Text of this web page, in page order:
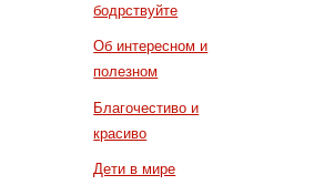
бодрствуйте
Об интересном и
полезном
Благочестиво и
красиво
Дети в мире